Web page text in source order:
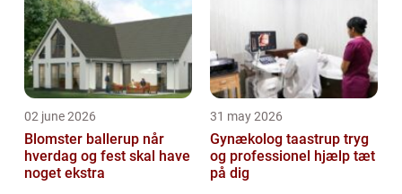
02 june 2026
Blomster ballerup når
hverdag og fest skal have
noget ekstra
31 may 2026
Gynækolog taastrup tryg
og professionel hjælp tæt
på dig